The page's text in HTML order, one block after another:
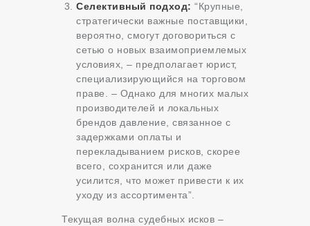
Селективный подход: “Крупные,
стратегически важные поставщики,
вероятно, смогут договориться с
сетью о новых взаимоприемлемых
условиях, – предполагает юрист,
специализирующийся на торговом
праве. – Однако для многих малых
производителей и локальных
брендов давление, связанное с
задержками оплаты и
перекладыванием рисков, скорее
всего, сохранится или даже
усилится, что может привести к их
уходу из ассортимента”.
Текущая волна судебных исков –